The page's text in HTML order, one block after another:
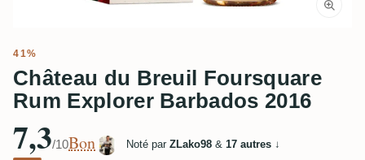
41%
Château du Breuil Foursquare
Rum Explorer Barbados 2016
7,3/10Bon Noté par ZLako98 & 17 autres ↓